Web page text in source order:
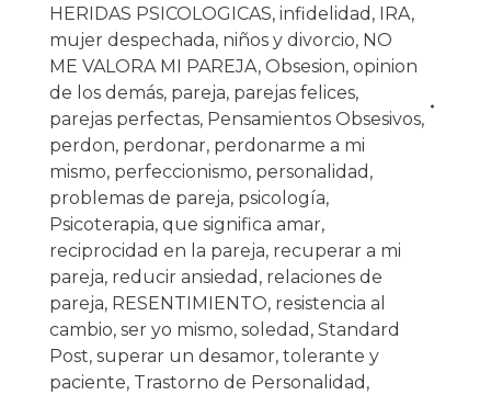
HERIDAS PSICOLOGICAS, infidelidad , IRA,
mujer despechada, niños y divorcio, NO
ME VALORA MI PAREJA, Obsesion, opinion
de los demás, pareja, parejas felices,
parejas perfectas, Pensamientos Obsesivos,
perdon, perdonar, perdonarme a mi
mismo, perfeccionismo, personalidad ,
problemas de pareja, psicología,
Psicoterapia, que significa amar,
reciprocidad en la pareja, recuperar a mi
pareja, reducir ansiedad , relaciones de
pareja, RESENTIMIENTO, resistencia al
cambio, ser yo mismo, soledad , Standard
Post, superar un desamor, tolerante y
paciente, Trastorno de Personalidad ,